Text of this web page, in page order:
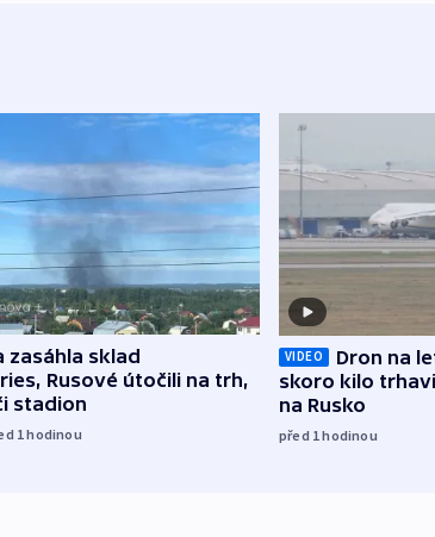
zasáhla sklad
Rusové útočili na trh,
stadion
1hodinou
VIDEO
Dron na
skoro kilo
na Rusko
před 1hodinou